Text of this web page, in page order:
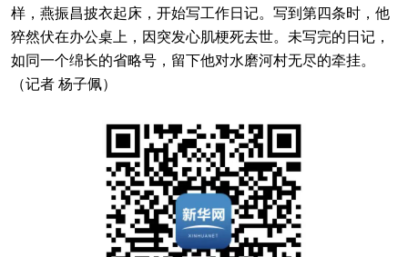
样，燕振昌披衣起床，开始写工作日记。写到第四条时，他
猝然伏在办公桌上，因突发心肌梗死去世。未写完的日记，
如同一个绵长的省略号，留下他对水磨河村无尽的牵挂。
（记者 杨子佩）